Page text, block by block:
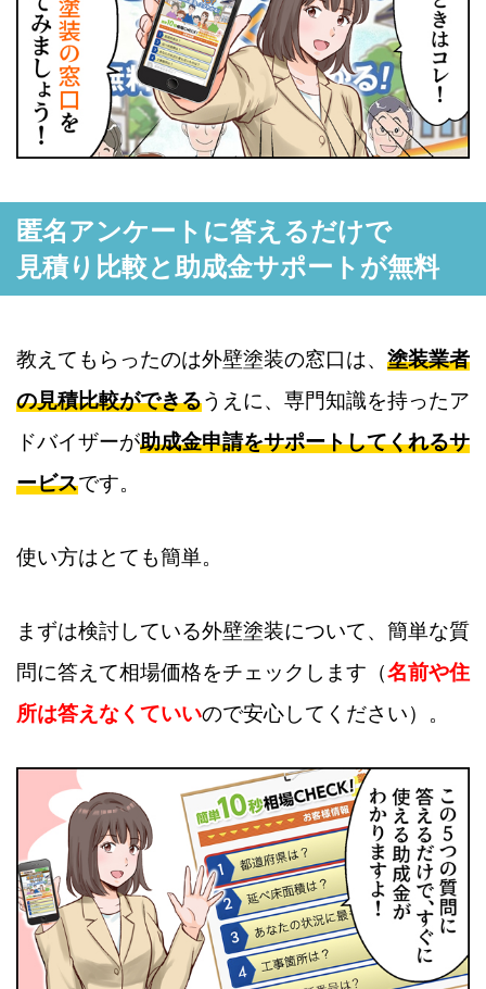
匿名アンケートに答えるだけで
見積り比較と助成金サポートが無料
教えてもらったのは外壁塗装の窓口は、 塗装業者
の見積比較ができるうえに、専門知識を持ったア
ドバイザーが助成金申請をサポートしてくれるサ
ービスです。
使い方はとても簡単。
まずは検討している外壁塗装について、簡単な質
問に答えて相場価格をチェックします（名前や住
所は答えなくていいので安心してください）。